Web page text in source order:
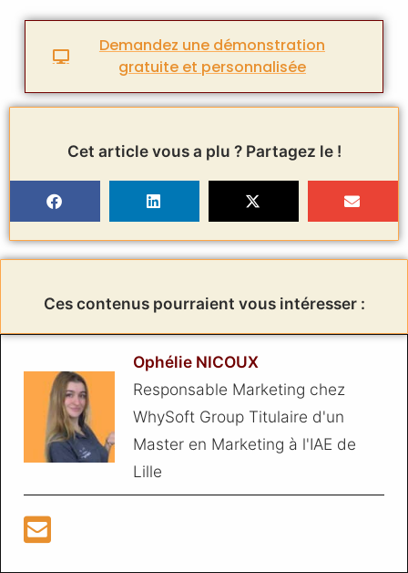
Demandez une démonstration
gratuite et personnalisée
Cet article vous a plu ? Partagez le !
Ces contenus pourraient vous intéresser :
Ophélie NICOUX
Responsable Marketing chez
WhySoft Group Titulaire d'un
Master en Marketing à l'IAE de
Lille